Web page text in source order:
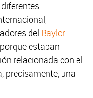
del Baylor
estaban
relacionada con el
precisamente, una